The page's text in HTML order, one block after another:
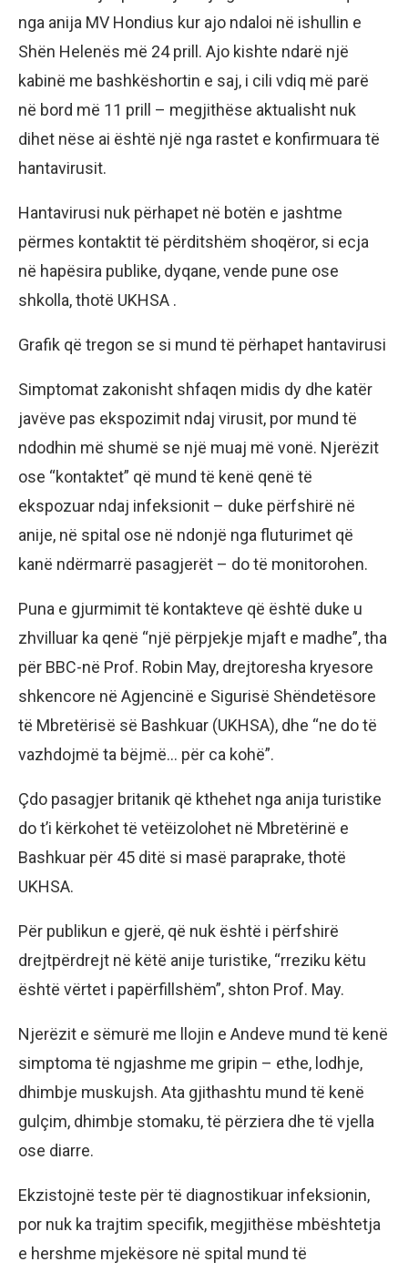
nga anija MV Hondius kur ajo ndaloi në ishullin e
Shën Helenës më 24 prill. Ajo kishte ndarë një
kabinë me bashkëshortin e saj, i cili vdiq më parë
në bord më 11 prill – megjithëse aktualisht nuk
dihet nëse ai është një nga rastet e konfirmuara të
hantavirusit.
Hantavirusi nuk përhapet në botën e jashtme
përmes kontaktit të përditshëm shoqëror, si ecja
në hapësira publike, dyqane, vende pune ose
shkolla, thotë UKHSA .
Grafik që tregon se si mund të përhapet hantavirusi
Simptomat zakonisht shfaqen midis dy dhe katër
javëve pas ekspozimit ndaj virusit, por mund të
ndodhin më shumë se një muaj më vonë. Njerëzit
ose “kontaktet” që mund të kenë qenë të
ekspozuar ndaj infeksionit – duke përfshirë në
anije, në spital ose në ndonjë nga fluturimet që
kanë ndërmarrë pasagjerët – do të monitorohen.
Puna e gjurmimit të kontakteve që është duke u
zhvilluar ka qenë “një përpjekje mjaft e madhe”, tha
për BBC-në Prof. Robin May, drejtoresha kryesore
shkencore në Agjencinë e Sigurisë Shëndetësore
të Mbretërisë së Bashkuar (UKHSA), dhe “ne do të
vazhdojmë ta bëjmë… për ca kohë”.
Çdo pasagjer britanik që kthehet nga anija turistike
do t’i kërkohet të vetëizolohet në Mbretërinë e
Bashkuar për 45 ditë si masë paraprake, thotë
UKHSA.
Për publikun e gjerë, që nuk është i përfshirë
drejtpërdrejt në këtë anije turistike, “rreziku këtu
është vërtet i papërfillshëm”, shton Prof. May.
Njerëzit e sëmurë me llojin e Andeve mund të kenë
simptoma të ngjashme me gripin – ethe, lodhje,
dhimbje muskujsh. Ata gjithashtu mund të kenë
gulçim, dhimbje stomaku, të përziera dhe të vjella
ose diarre.
Ekzistojnë teste për të diagnostikuar infeksionin,
por nuk ka trajtim specifik, megjithëse mbështetja
e hershme mjekësore në spital mund të